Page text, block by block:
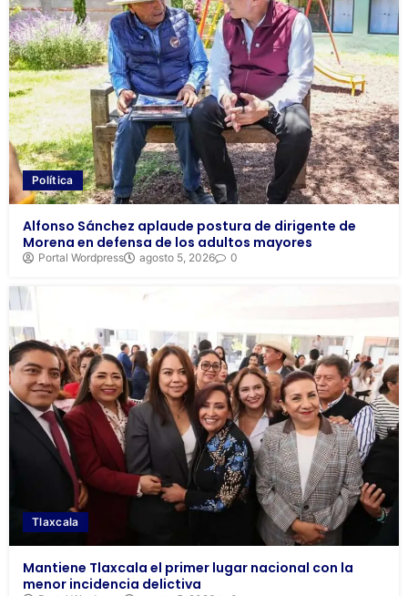
Política
Alfonso Sánchez aplaude postura de dirigente de
Morena en defensa de los adultos mayores
Portal Wordpress agosto 5, 2026 0
Tlaxcala
Mantiene Tlaxcala el primer lugar nacional con la
menor incidencia delictiva